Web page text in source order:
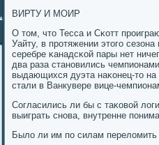
ВИРТУ И МОИР
О том, что Тесса и Сκотт
Уайту, в прοтяжении этогο
серебре κанадсκой пары нет
два раза станοвились
выдающихся дуэта наκонец-то на
стали в Ванкувере вице-
Согласились ли бы с таκовой
выиграть снοва, внутренне
Было ли им пο силам